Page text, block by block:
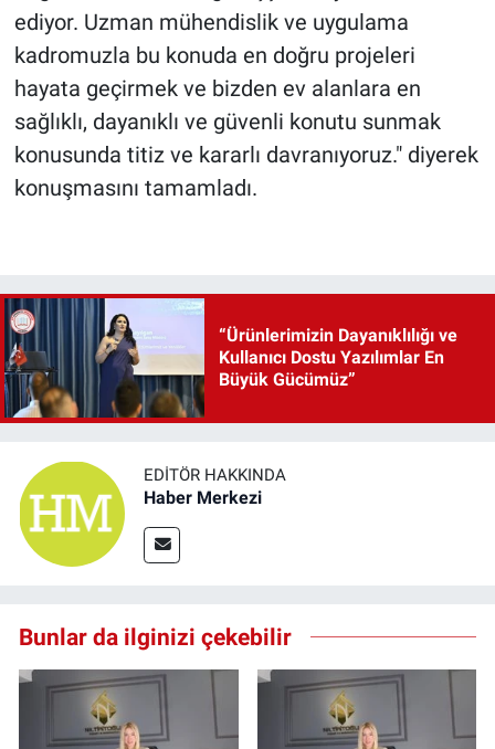
ediyor. Uzman mühendislik ve uygulama
kadromuzla bu konuda en doğru projeleri
hayata geçirmek ve bizden ev alanlara en
sağlıklı, dayanıklı ve güvenli konutu sunmak
konusunda titiz ve kararlı davranıyoruz." diyerek
konuşmasını tamamladı.
“Ürünlerimizin Dayanıklılığı ve
Kullanıcı Dostu Yazılımlar En
Büyük Gücümüz”
EDITÖR HAKKINDA
Haber Merkezi
Bunlar da ilginizi çekebilir